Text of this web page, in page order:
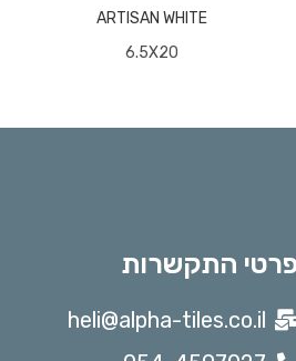
ARTISAN WHITE
6.5X20
פרטי התקשרות
heli@alpha-tiles.co.il